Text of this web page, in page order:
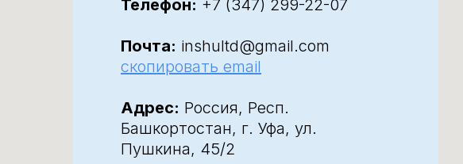
Телефон: +7 (347) 299-22-07
Почта: inshultd@gmail.com
скопировать email
Адрес: Россия, Респ.
Башкортостан, г. Уфа, ул.
Пушкина, 45/2